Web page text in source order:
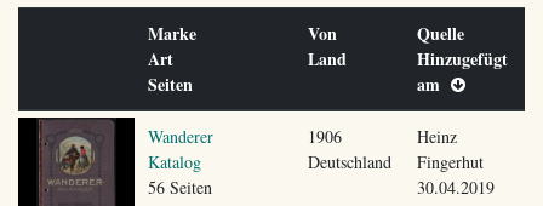
Marke
Art
Seiten
Von
Land
Quelle
Hinzugefügt
am
Wanderer
Katalog
56 Seiten
1906
Deutschland
Heinz
Fingerhut
30.04.2019